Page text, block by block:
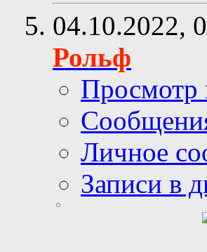
04.10.2022,
Рольф
Просмотр
Личное
Записи в